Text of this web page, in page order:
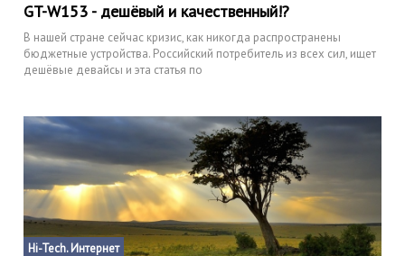
GT-W153 - дешёвый и качественный!?
В нашей стране сейчас кризис, как никогда распространены
бюджетные устройства. Российский потребитель из всех сил, ищет
дешёвые девайсы и эта статья по
Hi-Tech. Интернет